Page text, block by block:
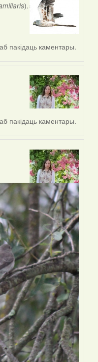
).
пакідаць каментары.
пакідаць каментары.